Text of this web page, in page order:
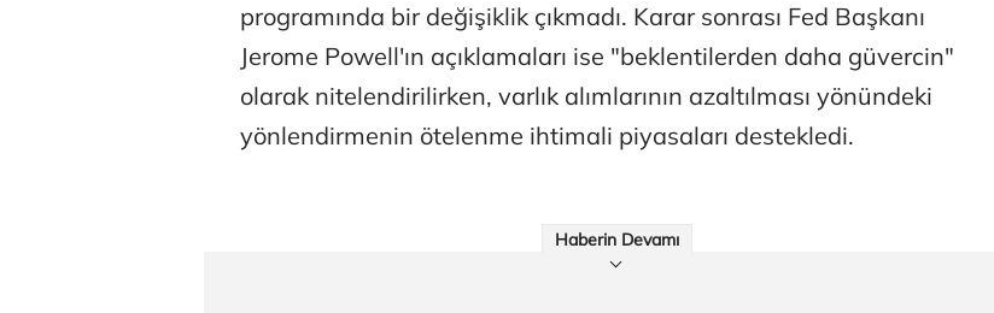
programında bir değişiklik çıkmadı. Karar sonrası Fed Başkanı
Jerome Powell'ın açıklamaları ise "beklentilerden daha güvercin"
olarak nitelendirilirken, varlık alımlarının azaltılması yönündeki
yönlendirmenin ötelenme ihtimali piyasaları destekledi.
Haberin Devamı